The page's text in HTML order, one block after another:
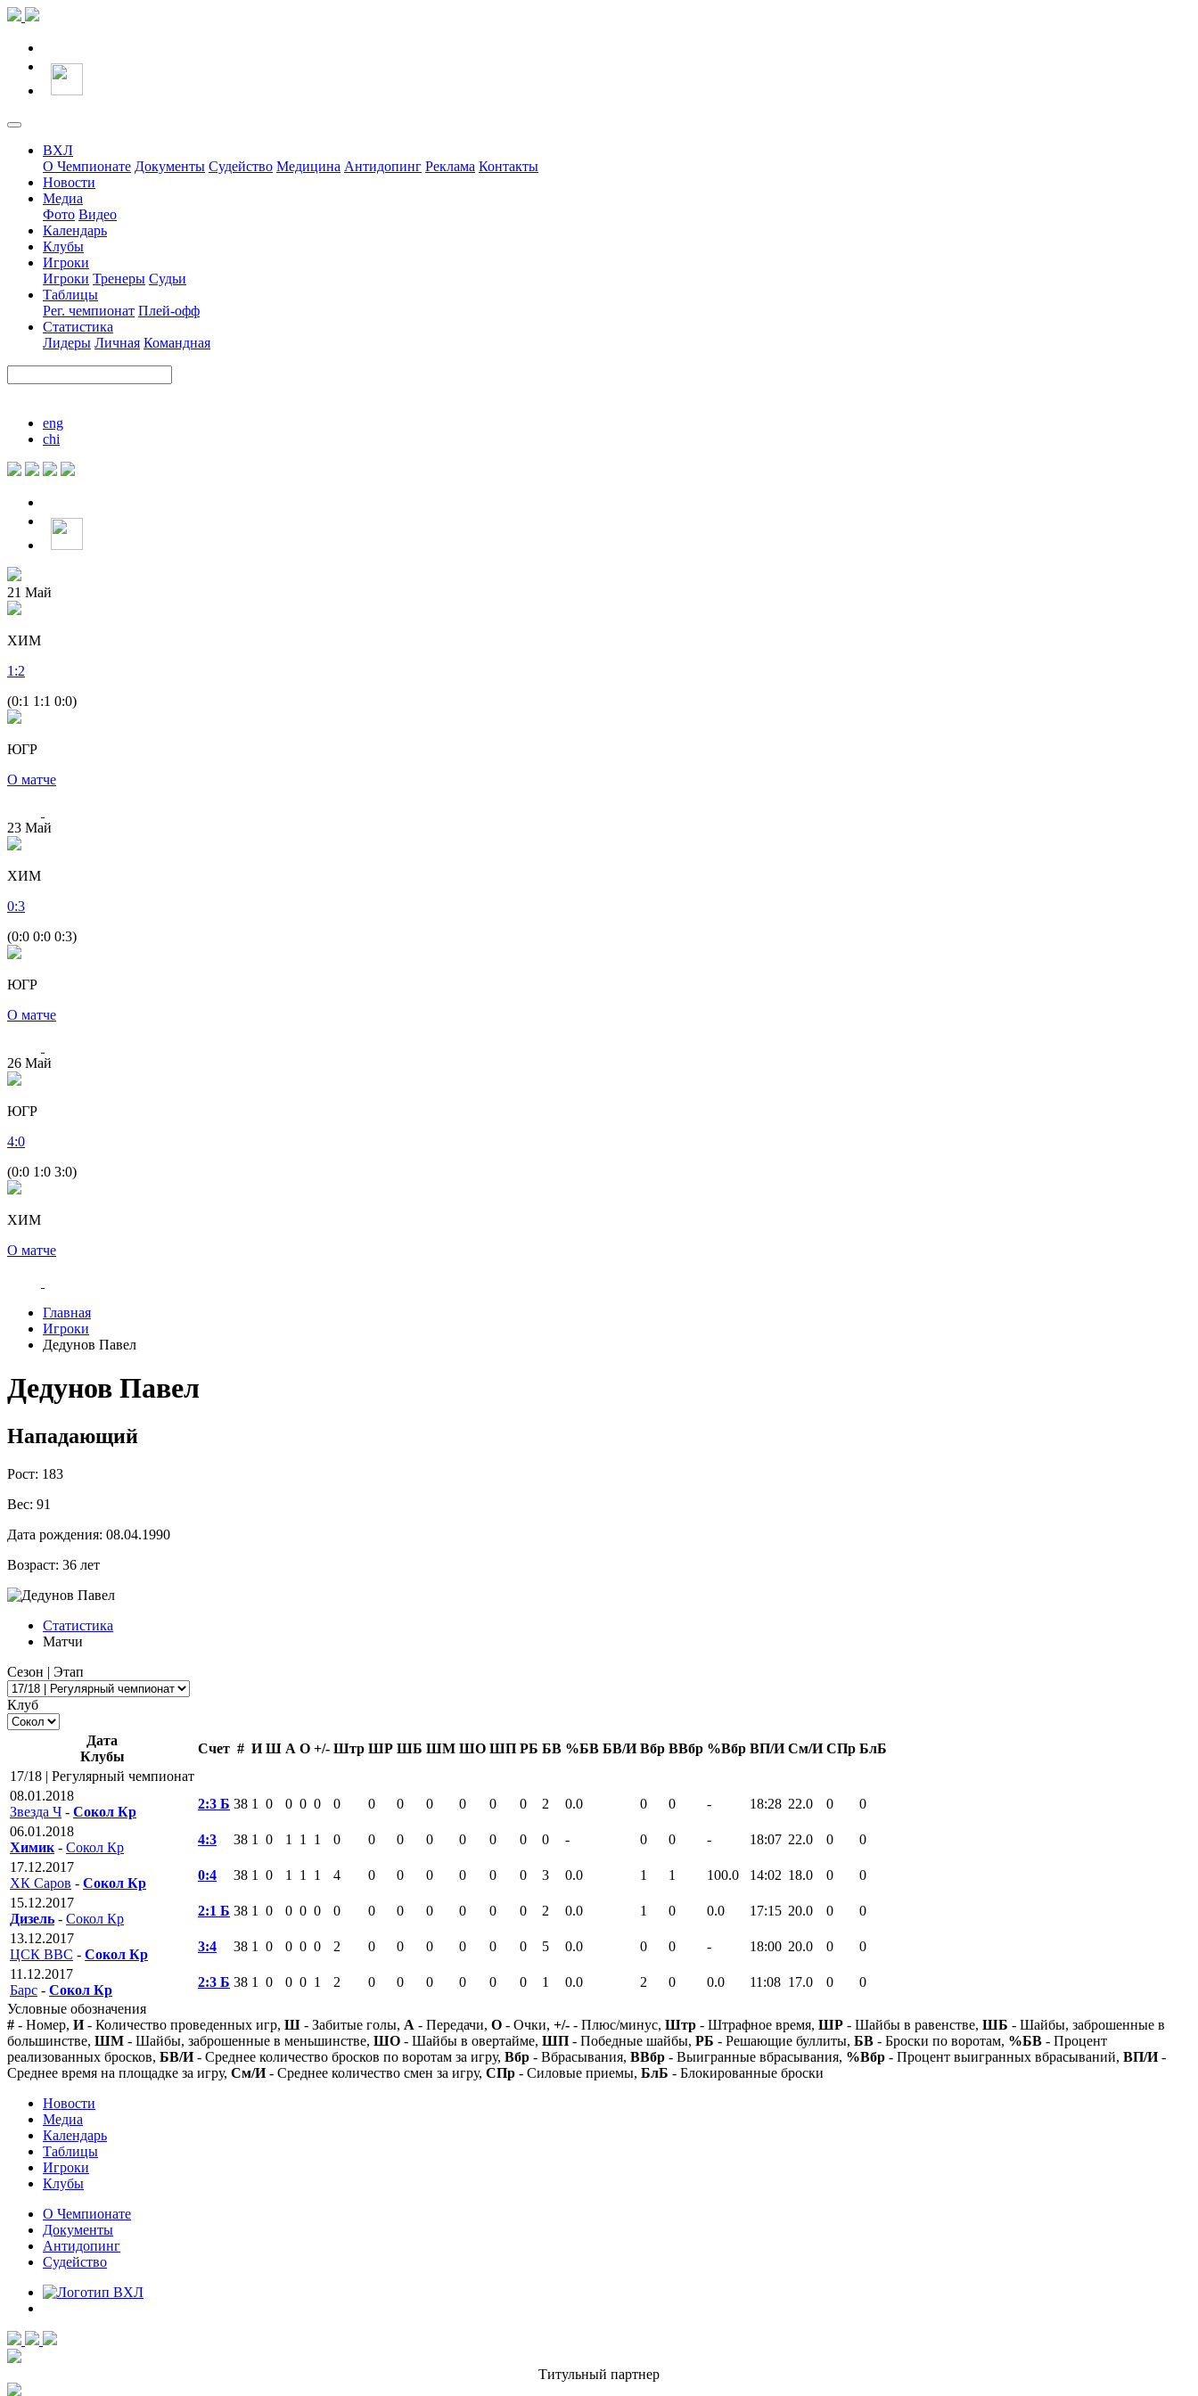
ВХЛ
О Чемпионате Документы Судейство Медицина Антидопинг Реклама Контакты
Новости
Медиа
Фото Видео
Календарь
Клубы
Игроки
Игроки Тренеры Судьи
Таблицы
Рег. чемпионат Плей-офф
Статистика
Лидеры Личная Командная
eng
chi
21 Май
ХИМ
1 :2
(0:1 1:1 0:0)
ЮГР
О матче
23 Май
ХИМ
0:3
(0:0 0:0 0:3)
ЮГР
О матче
26 Май
ЮГР
4:0
(0:0 1:0 3:0)
ХИМ
О матче
Главная
Игроки
Дедунов Павел
Дедунов Павел
Нападающий
Рост: 183
Вес: 91
Дата рождения: 08.04.1990
Возраст: 36 лет
Статистика
Матчи
Сезон | Этап
Клуб
Дата
Клубы
Счет # И Ш А О +/- Штр ШР ШБ ШМ ШО ШП РБ БВ %БВ БВ/И Вбр ВВбр %Вбр ВП/И См/И СПр БлБ
17/18 | Регулярный чемпионат
08.01.2018
Звезда Ч - Сокол Кр
2:3 Б 38 1 0 0 0 0 0 0 0 0 0 0 0 2 0.0 0 0 - 18:28 22.0 0
0
06.01.2018
Химик - Сокол Кр
4:3 38 1 0 1 1 1 0 0 0 0 0 0 0 0 - 0 0 - 18:07 22.0 0
0
17.12.2017
ХК Саров - Сокол Кр
0:4 38 1 0 1 1 1 4 0 0 0 0 0 0 3 0.0 1 1 100.0 14:02 18.0 0
0
15.12.2017
Дизель - Сокол Кр
2:1 Б 38 1 0 0 0 0 0 0 0 0 0 0 0 2 0.0 1 0 0.0 17:15 20.0 0
0
13.12.2017
ЦСК ВВС - Сокол Кр
3:4 38 1 0 0 0 0 2 0 0 0 0 0 0 5 0.0 0 0 - 18:00 20.0 0
0
11.12.2017
Барс - Сокол Кр
2:3 Б 38 1 0 0 0 1 2 0 0 0 0 0 0 1 0.0 2 0 0.0 11:08 17.0 0
0
Условные обозначения
# - Номер, И- Количество проведенных игр, Ш - Забитые голы, А - Передачи, О - Очки, +/- - Плюс/минус, Штр - Штрафное время, ШР - Шайбы в равенстве, ШБ - Шайбы, заброшенные в
большинстве, ШМ - Шайбы, заброшенные в меньшинстве, ШО - Шайбы в овертайме, ШП - Победные шайбы, РБ - Решающие буллиты, БВ - Броски по воротам, %БВ - Процент
реализованных бросков, БВ/И- Среднее количество бросков по воротам за игру, Вбр - Вбрасывания, ВВбр - Выигранные вбрасывания, %Вбр - Процент выигранных вбрасываний, ВП/И-
Среднее время на площадке за игру, См/И- Среднее количество смен за игру, СПр - Силовые приемы, БлБ - Блокированные броски
Новости
Медиа
Календарь
Таблицы
Игроки
Клубы
О Чемпионате
Документы
Антидопинг
Судейство
Титульный партнер